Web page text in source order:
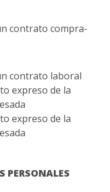
contrato compra-
contrato laboral
expreso de la
expreso de la
PERSONALES